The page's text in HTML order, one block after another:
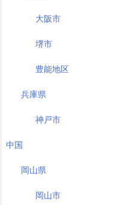
大阪市
堺市
豊能地区
兵庫県
神戸市
中国
岡山県
岡山市